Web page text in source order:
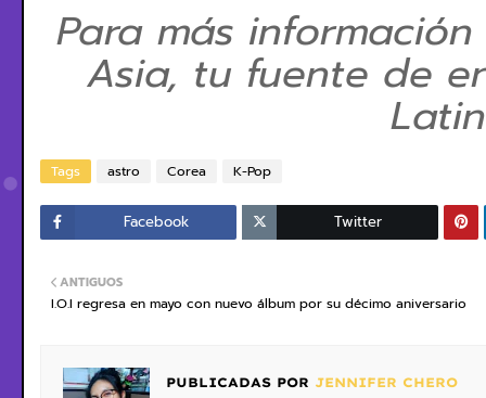
Para más
Asia, tu fuente de
Tags astro Corea K-Pop
Facebook Twitter
ANTIGUOS
I.O.I regresa en mayo con nuevo álbum por su décimo aniversario
PUBLICADAS POR JENNIFER CHERO